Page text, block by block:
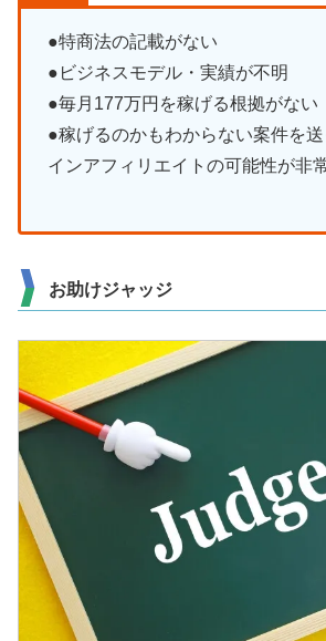
●特商法の記載がない
●ビジネスモデル・実績が不明
●毎月177万円を稼げる根拠がない
●稼げるのかもわからない案件を
インアフィリエイトの可能性が非
お助けジャッジ